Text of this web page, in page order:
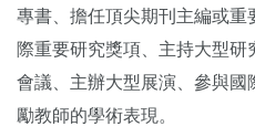
專書、擔任頂尖期刊主編或重
際重要研究獎項、主持大型
會議、主辦大型展演、參與
勵教師的學術表現。